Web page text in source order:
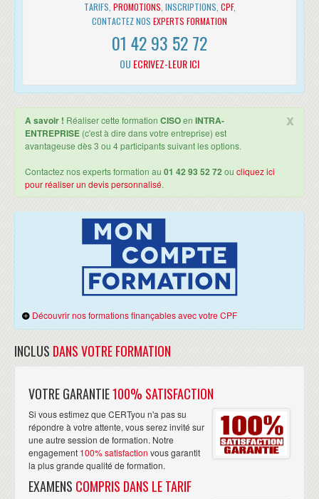
TARIFS, PROMOTIONS , INSCRIPTIONS, CPF,
CONTACTEZ NOS EXPERTS FORMATION
01 42 93 52 72
OU ECRIVEZ-LEUR ICI
x
A savoir ! Réaliser cette formation CISOen INTRA-
ENTREPRISE (c'est à dire dans votre entreprise) est
avantageuse dès 3 ou 4 participants suivant les options.
Contactez nos experts formation au 01 42 93 52 72 ou cliquez ici
pour réaliser un devis personnalisé.
Découvrir nos formations finançables avec votre CPF
INCLUS DANS VOTRE FORMATION
VOTRE GARANTIE100% SATISFACTION
Si vous estimez que CERTyou n'a pas su
répondre à votre attente, vous serez invité sur
une autre session de formation. Notre
engagement 100% satisfaction vous garantit
la plus grande qualité de formation.
EXAMENS COMPRIS DANS LE TARIF